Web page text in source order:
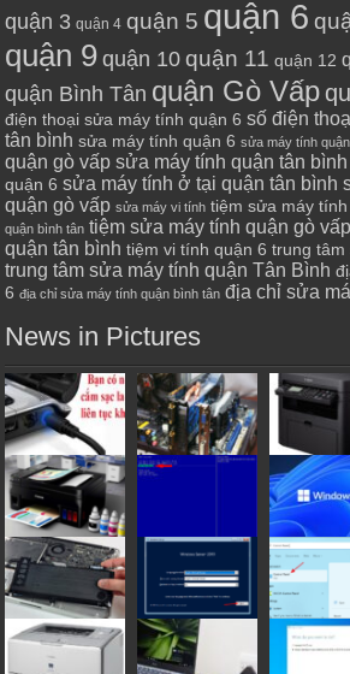
quận 3 quận 4 quận 5 quận 6
quận 9 quận 10 quận 11 quận 12
quận Bình Tân quận Gò Vấp
điện thoại sửa máy tính quận 6 số điện
tân bình sửa máy tính quận 6 sửa máy tính
quận gò vấp sửa máy tính quận tân bình
quận 6 sửa máy tính ở tại quận tân bình
quận gò vấp sửa máy vi tính tiệm sửa máy
quận bình tân tiệm sửa máy tính quận gò vấp
quận tân bình tiệm vi tính quận 6 trung tâm
trung tâm sửa máy tính quận Tân Bình
6 địa chỉ sửa máy tính quận bình tân địa chỉ sửa
News in Pictures